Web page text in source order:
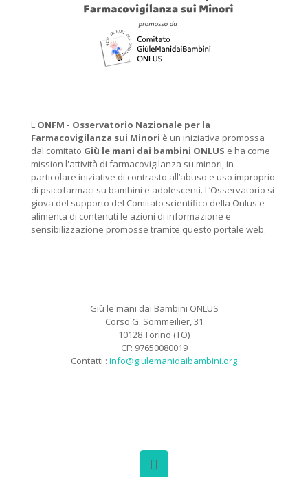
L'ONFM - Osservatorio Nazionale per la
Farmacovigilanza sui Minori è un iniziativa promossa
dal comitato Giù le mani dai bambini ONLUS e ha come
mission l'attività di farmacovigilanza su minori, in
particolare iniziative di contrasto all’abuso e uso improprio
di psicofarmaci su bambini e adolescenti. L’Osservatorio si
giova del supporto del Comitato scientifico della Onlus e
alimenta di contenuti le azioni di informazione e
sensibilizzazione promosse tramite questo portale web.
Giù le mani dai Bambini ONLUS
Corso G. Sommeilier, 31
10128 Torino (TO)
CF: 97650080019
Contatti : info@giulemanidaibambini.org